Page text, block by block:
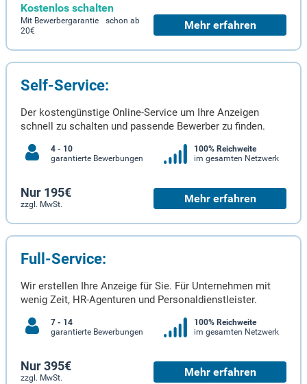
Kostenlos schalten
Mit Bewerbergarantie schon ab
20€
Mehr erfahren
Self-Service:
Der kostengünstige Online-Service um Ihre Anzeigen
schnell zu schalten und passende Bewerber zu finden.
4 - 10
garantierte Bewerbungen
100% Reichweite
im gesamten Netzwerk
Nur 195€
zzgl. MwSt. Mehr erfahren
Full-Service:
Wir erstellen Ihre Anzeige für Sie. Für Unternehmen mit
wenig Zeit, HR-Agenturen und Personaldienstleister.
7 - 14
garantierte Bewerbungen
100% Reichweite
im gesamten Netzwerk
Nur 395€
zzgl. MwSt. Mehr erfahren